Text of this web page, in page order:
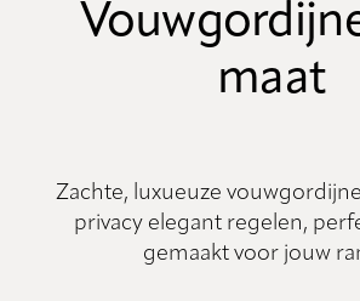
maat
Zachte, luxueuze
privacy elegant regelen,
gemaakt voor jouw